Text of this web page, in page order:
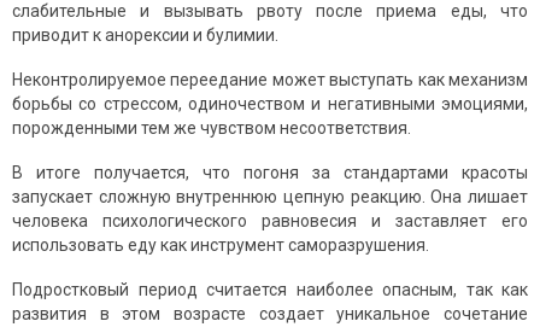
слабительные и вызывать рвоту после приема еды, что
приводит к анорексии и булимии.
Неконтролируемое переедание может выступать как механизм
борьбы со стрессом, одиночеством и негативными эмоциями,
порожденными тем же чувством несоответствия.
В итоге получается, что погоня за стандартами красоты
запускает сложную внутреннюю цепную реакцию. Она лишает
человека психологического равновесия и заставляет его
использовать еду как инструмент саморазрушения.
Подростковый период считается наиболее опасным, так как
развития в этом возрасте создает уникальное сочетание